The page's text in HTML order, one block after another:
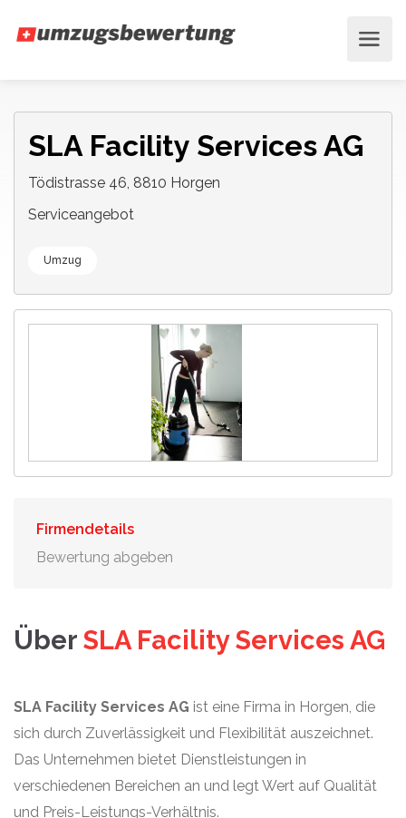
SLA Facility Services AG
Tödistrasse 46, 8810 Horgen
Serviceangebot
Umzug
Firmendetails
Bewertung abgeben
Über SLA Facility Services AG
SLA Facility Services AG ist eine Firma in Horgen, die
sich durch Zuverlässigkeit und Flexibilität auszeichnet.
Das Unternehmen bietet Dienstleistungen in
verschiedenen Bereichen an und legt Wert auf Qualität
und Preis-Leistungs-Verhältnis.